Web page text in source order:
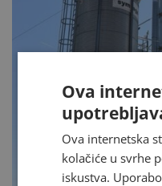
Ova
Ova internetska
kolačiće u svrhe
iskustva.